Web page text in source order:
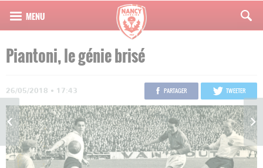
Piantoni, le génie brisé
26/05/2018 • 17:43 PARTAGER TWEETER